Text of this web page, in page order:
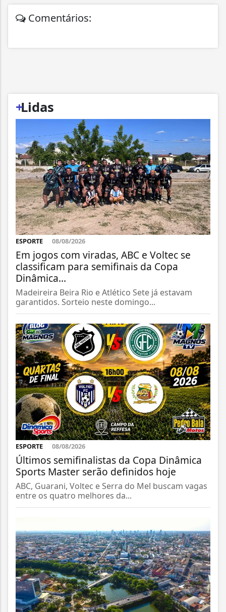
Comentários:
+
Lidas
ESPORTE 08/08/2026
Em jogos com viradas, ABC e Voltec se
classificam para semifinais da Copa
Dinâmica...
Madeireira Beira Rio e Atlético Sete já estavam
garantidos. Sorteio neste domingo...
ESPORTE 08/08/2026
Últimos semifinalistas da Copa Dinâmica
Sports Master serão definidos hoje
ABC, Guarani, Voltec e Serra do Mel buscam vagas
entre os quatro melhores da...